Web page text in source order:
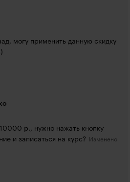
могу применить данную скидку
р., нужно нажать кнопку
и записаться на курс?